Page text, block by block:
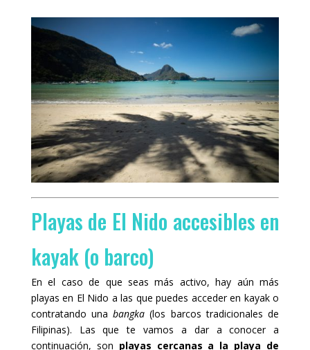
Playas de El Nido accesibles en
kayak (o barco)
En el caso de que seas más activo, hay aún más
playas en El Nido a las que puedes acceder en kayak o
contratando unabangka (los barcos tradicionales de
Filipinas). Las que te vamos a dar a conocer a
continuación, son playas cercanas a la playa de